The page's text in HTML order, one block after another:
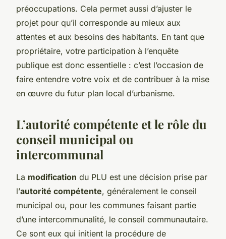
préoccupations. Cela permet aussi d’ajuster le
projet pour qu’il corresponde au mieux aux
attentes et aux besoins des habitants. En tant que
propriétaire, votre participation à l’enquête
publique est donc essentielle : c’est l’occasion de
faire entendre votre voix et de contribuer à la mise
en œuvre du futur plan local d’urbanisme.
L’autorité compétente et le rôle du
conseil municipal ou
intercommunal
La modification du PLU est une décision prise par
l’autorité compétente, généralement le conseil
municipal ou, pour les communes faisant partie
d’une intercommunalité, le conseil communautaire.
Ce sont eux qui initient la procédure de